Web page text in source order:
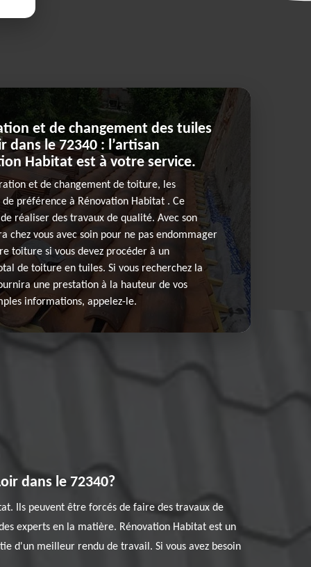
et de changement des tuiles
dans le 72340 : l’artisan
Habitat est à votre service.
et de changement de toiture, les
de préférence à Rénovation Habitat . Ce
réaliser des travaux de qualité. Avec son
chez vous avec soin pour ne pas endommager
toiture si vous devez procéder à un
de toiture en tuiles. Si vous recherchez la
une prestation à la hauteur de vos
informations, appelez-le.
dans le 72340?
Ils peuvent être forcés de faire des travaux de
experts en la matière. Rénovation Habitat est un
d'un meilleur rendu de travail. Si vous avez besoin